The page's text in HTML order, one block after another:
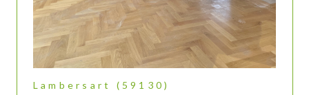
Lambersart (59130)